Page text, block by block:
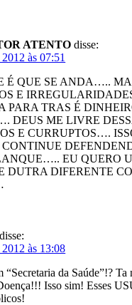
ATENTO disse:
às 07:51
É QUE SE ANDA…..
E
PARA TRAS É
DEUS ME LIVRE
E CURRUPTOS….
EU QUERO
DUTRA DIFERENTE
disse:
às 13:08
“Secretaria da Saúde”!? Ta
Isso sim! Esses